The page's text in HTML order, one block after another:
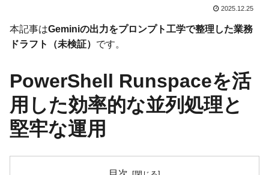
2025.12.25
本記事はGeminiの出力をプロンプト工学で整理した業務
ドラフト（未検証） です。
PowerShell Runspaceを活
用した効率的な並列処理と
堅牢な運用